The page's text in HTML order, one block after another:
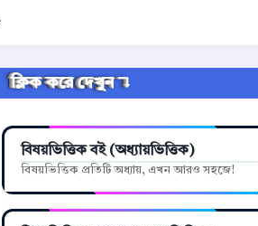
ক্লিক করে দেখুন ↴
বিষয়ভিত্তিক বই (অধ্যায়ভিত্তিক)
বিষয়ভিত্তিক প্রতিটি অধ্যায়, এখন আরও সহজে!